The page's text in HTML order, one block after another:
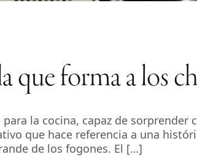
que forma a los
la cocina, capaz de sorprender
que hace referencia a una
de los fogones. El […]